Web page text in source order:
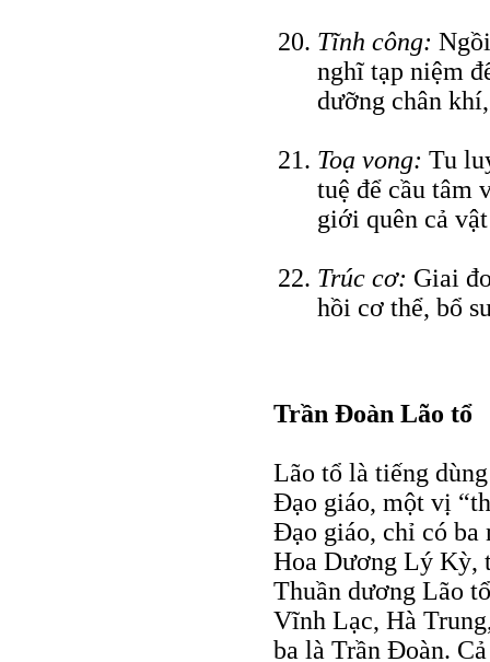
Tĩnh công:
nghĩ tạp niệm
dưỡng chân
Toạ vong: Tu
tuệ để cầu tâm
giới quên cả
Trúc cơ: Giai
hồi cơ thể, bổ
Trần Ðoàn Lão tổ
Lão tổ là tiếng
Ðạo giáo, một vị
Ðạo giáo, chỉ có ba
Hoa Dương Lý Kỳ,
Thuần dương Lão
Vĩnh Lạc, Hà
ba là Trần Ðoàn.